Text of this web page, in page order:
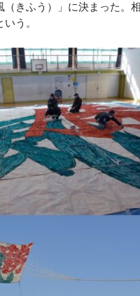
（きふう）」に決まった。
う。